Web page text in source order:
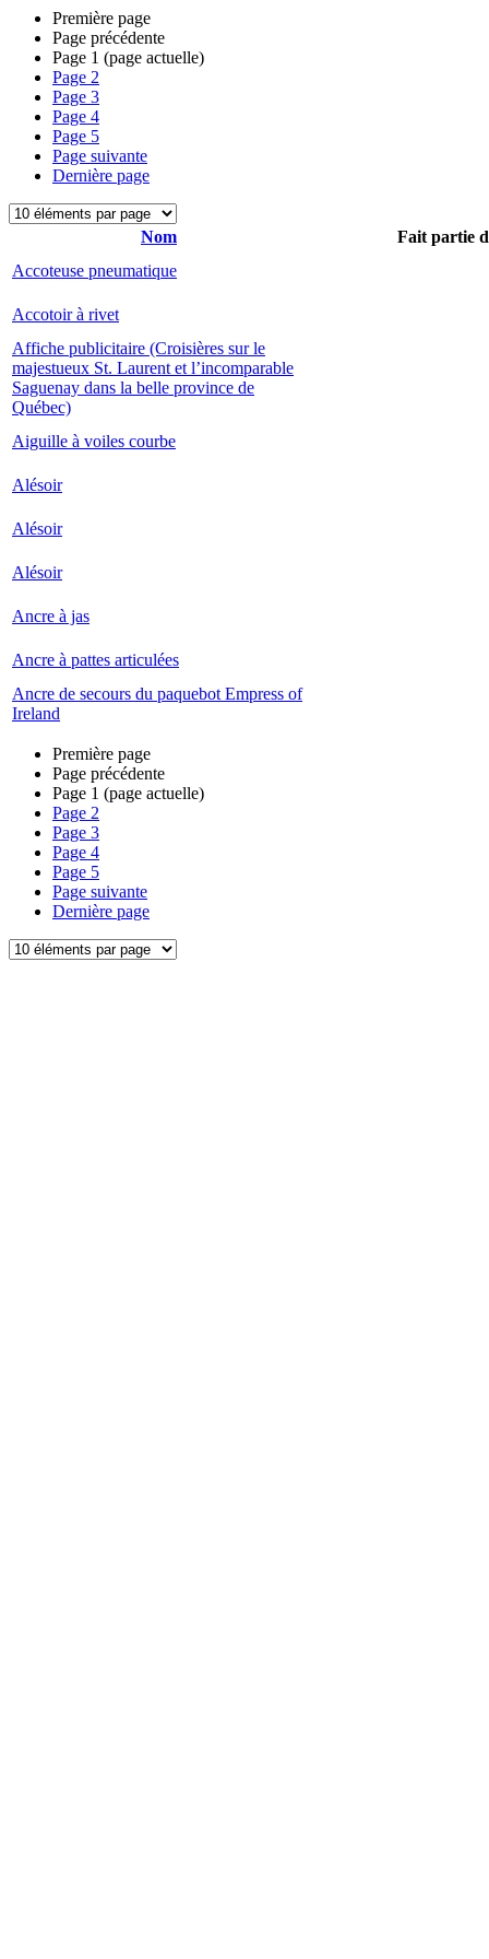
Première page
Page précédente
Page 1 (page actuelle)
Page 2
Page 3
Page 4
Page 5
Page suivante
Dernière page
Nom
Fait partie
Accoteuse pneumatique
Accotoir à rivet
Affiche publicitaire (Croisières sur le
majestueux St. Laurent et l’incomparable
Saguenay dans la belle province de
Québec)
Aiguille à voiles courbe
Alésoir
Alésoir
Alésoir
Ancre à jas
Ancre à pattes articulées
Ancre de secours du paquebot Empress of
Ireland
Première page
Page précédente
Page 1 (page actuelle)
Page 2
Page 3
Page 4
Page 5
Page suivante
Dernière page